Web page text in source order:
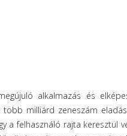
alkalmazás és
milliárd zeneszám
a felhasználó rajta keresztül